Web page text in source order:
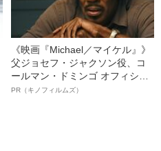
《映画『Michael／マイケル』》
父ジョセフ・ジャクソン役、コ
ールマン・ドミンゴ オフィシャ
ルインタビュー“観客を魅了した
PR（キノフィルムズ）